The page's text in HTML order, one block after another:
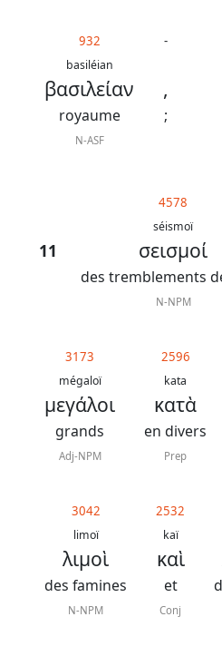
932
basiléian
βασιλείαν
royaume
N-ASF
-
,
;
11
4578
séismoï
σεισμοί
des tremblements
N-NPM
3173
mégaloï
μεγάλοι
grands
Adj-NPM
2596
kata
κατὰ
en divers
Prep
3042
limoï
λιμοὶ
des famines
N-NPM
2532
kaï
καὶ
et
Conj